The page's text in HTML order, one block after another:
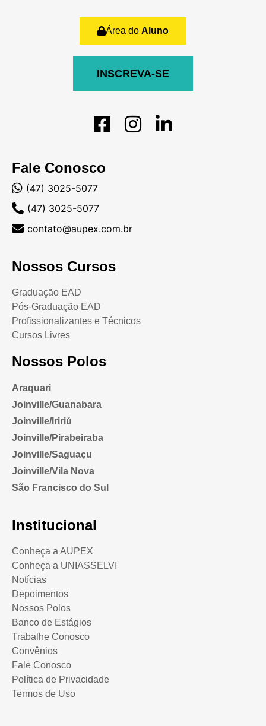
Fale Conosco
(47) 3025-5077
(47) 3025-5077
contato@aupex.com.br
Nossos Cursos
Graduação EAD
Pós-Graduação EAD
Profissionalizantes e Técnicos
Cursos Livres
Nossos Polos
Araquari
Joinville/Guanabara
Joinville/Iririú
Joinville/Pirabeiraba
Joinville/Saguaçu
Joinville/Vila Nova
São Francisco do Sul
Institucional
Conheça a AUPEX
Conheça a UNIASSELVI
Notícias
Depoimentos
Nossos Polos
Banco de Estágios
Trabalhe Conosco
Convênios
Fale Conosco
Política de Privacidade
Termos de Uso
Área do Aluno
INSCREVA-SE